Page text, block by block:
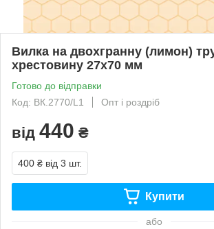
Вилка на двохгранну (лимон)
хрестовину 27х70 мм
Готово до відправки
Код: ВК.2770/L1
Опт і роздріб
від 440 ₴
400 ₴ від 3 шт.
Купити
або